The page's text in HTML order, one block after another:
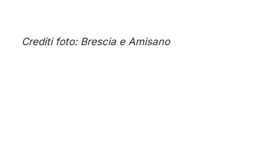
Crediti foto: Brescia e Amisano